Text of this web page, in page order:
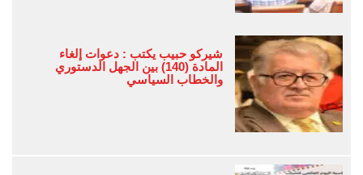
شيركو حبيب يكتب : دعوات إلغاء
المادة (140) بين الجهل الدستوري
والخطاب السياسي